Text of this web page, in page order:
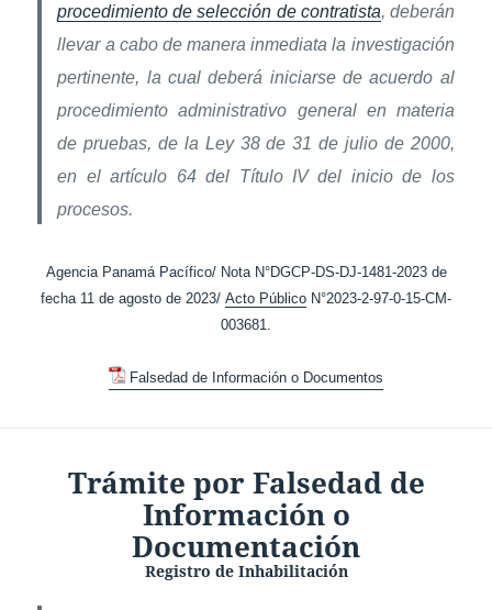
procedimiento de selección de contratista, deberán
llevar a cabo de manera inmediata la investigación
pertinente, la cual deberá iniciarse de acuerdo al
procedimiento administrativo general en materia
de pruebas, de la Ley 38 de 31 de julio de 2000,
en el artículo 64 del Título IV del inicio de los
procesos.
Agencia Panamá Pacífico/ Nota N°DGCP-DS-DJ-1481-2023 de
fecha 11 de agosto de 2023/ Acto Público N°2023-2-97-0-15-CM-
003681.
Falsedad de Información o Documentos
Trámite por Falsedad de
Información o
Documentación
Registro de Inhabilitación